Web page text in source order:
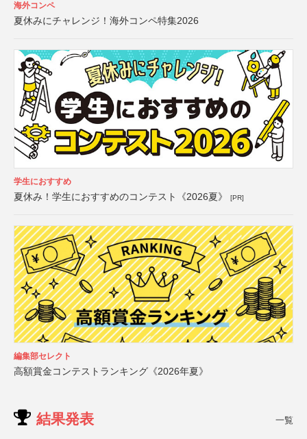
海外コンペ
夏休みにチャレンジ！海外コンペ特集2026
学生におすすめ
夏休み！学生におすすめのコンテスト《2026夏》 [PR]
編集部セレクト
高額賞金コンテストランキング《2026年夏》
結果発表 一覧